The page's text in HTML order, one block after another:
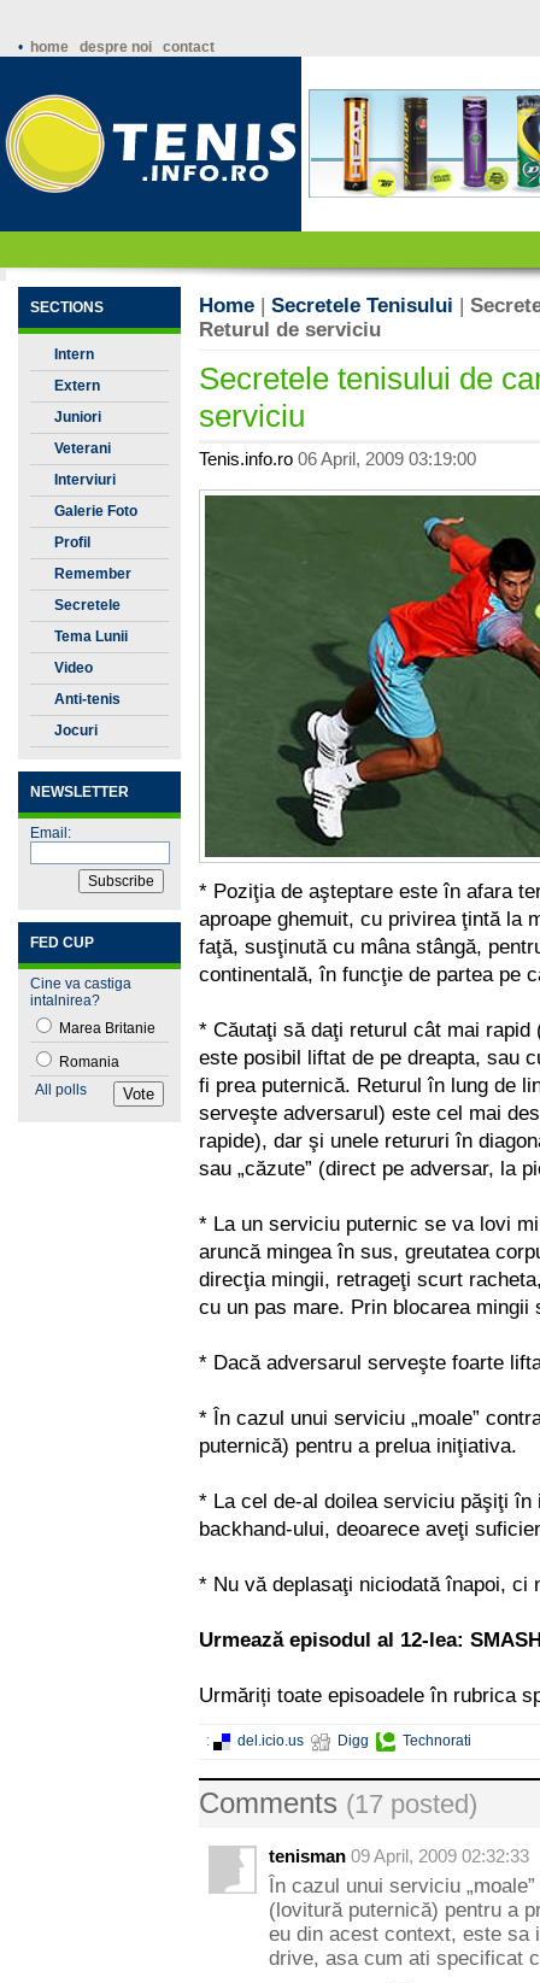
• home despre noi contact
SECTIONS
Intern
Extern
Juniori
Veterani
Interviuri
Galerie Foto
Profil
Remember
Secretele
Tenisului
Tema Lunii
Video
Anti-tenis
Jocuri
NEWSLETTER
Email:
FED CUP
Cine va castiga
intalnirea?
Marea Britanie
Romania
All polls
Home | Secretele Tenisului |
Returul de serviciu
Secretele tenisului de
serviciu
Tenis.info.ro 06 April, 2009 03:19:00
* Poziţia de aşteptare este în afara
aproape ghemuit, cu privirea ţintă la
faţă, susţinută cu mâna stângă,
continentală, în funcţie de partea pe
* Căutaţi să daţi returul cât mai
este posibil liftat de pe dreapta, sau
fi prea puternică. Returul în lung de
serveşte adversarul) este cel mai
rapide), dar şi unele retururi în
sau „căzute” (direct pe adversar, la
* La un serviciu puternic se va lovi
aruncă mingea în sus, greutatea
direcţia mingii, retrageţi scurt
cu un pas mare. Prin blocarea
* Dacă adversarul serveşte foarte
* În cazul unui serviciu „moale”
puternică) pentru a prelua iniţiativa.
* La cel de-al doilea serviciu păşiţi
backhand-ului, deoarece aveţi
* Nu vă deplasaţi niciodată înapoi, ci
Urmează episodul al 12-lea:
Urmăriți toate episoadele în rubrica
: del.icio.us Digg Technorati
Comments (17 posted)
tenisman 09 April, 2009 02:32:33
În cazul unui serviciu
(lovitură puternică) pentru a
eu din acest context, este sa
drive, asa cum ati specificat